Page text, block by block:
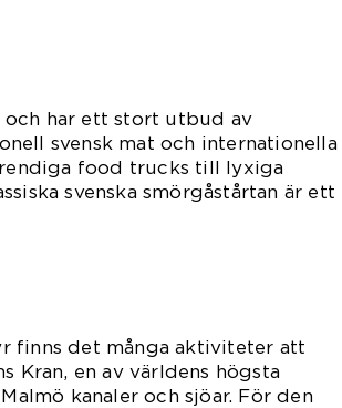
och har ett stort utbud av
svensk mat och internationella
food trucks till lyxiga
svenska smörgåstårtan är ett
finns det många aktiviteter att
Kran, en av världens högsta
kanaler och sjöar. För den